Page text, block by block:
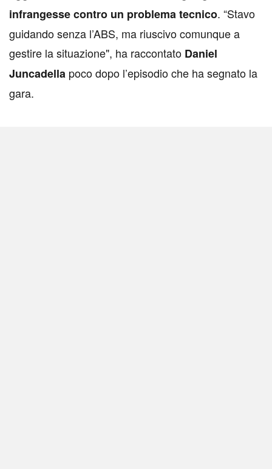
infrangesse contro un problema tecnico. “Stavo
guidando senza l’ABS, ma riuscivo comunque a
gestire la situazione", ha raccontato Daniel
Juncadella poco dopo l’episodio che ha segnato la
gara.